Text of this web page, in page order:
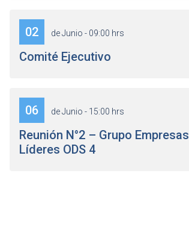
02 de Junio - 09:00 hrs
Comité Ejecutivo
06 de Junio - 15:00 hrs
Reunión N°2 – Grupo Empresas
Líderes ODS 4